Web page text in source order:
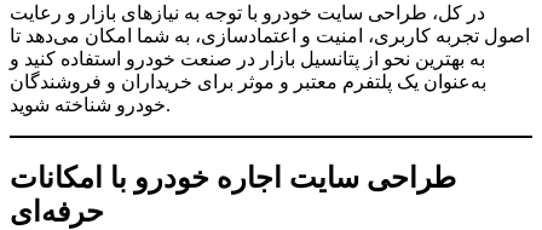
در کل، طراحی سایت خودرو با توجه به نیازهای بازار و رعایت
اصول تجربه کاربری، امنیت و اعتمادسازی، به شما امکان می‌دهد تا
به بهترین نحو از پتانسیل بازار در صنعت خودرو استفاده کنید و
به‌عنوان یک پلتفرم معتبر و موثر برای خریداران و فروشندگان
خودرو شناخته شوید.
طراحی سایت اجاره خودرو با امکانات
حرفه‌ای